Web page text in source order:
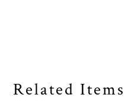
Related Items